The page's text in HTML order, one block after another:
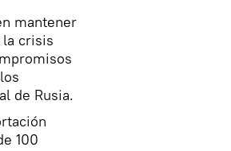
mantener
la crisis
de Rusia.
100